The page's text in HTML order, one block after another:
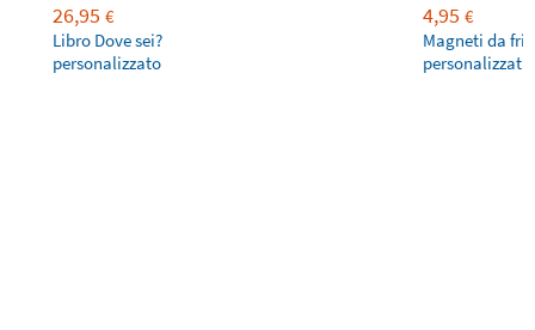
26,95 €
Libro Dove sei?
personalizzato
4,95 €
Magneti da
personalizzati